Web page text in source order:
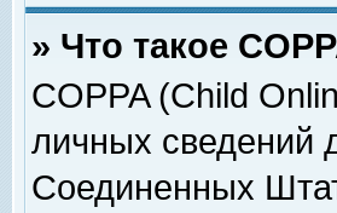
» Что такое
COPPA (Child
личных сведений
Соединенных